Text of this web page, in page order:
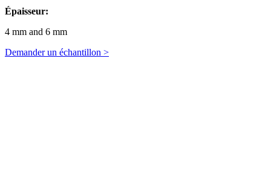
Épaisseur:
4 mm and 6 mm
Demander un échantillon >